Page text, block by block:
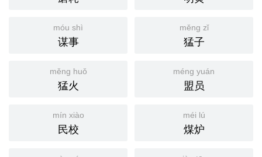
móu shì
谋事
měng zǐ
猛子
měng huǒ
猛火
méng yuán
盟员
mín xiào
民校
méi lú
煤炉